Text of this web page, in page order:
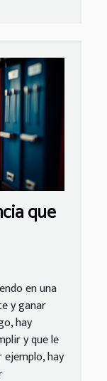
que
en una
y ganar
hay
y que le
hay